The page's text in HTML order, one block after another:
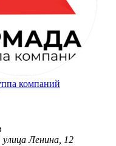
компаний
улица Ленина, 12